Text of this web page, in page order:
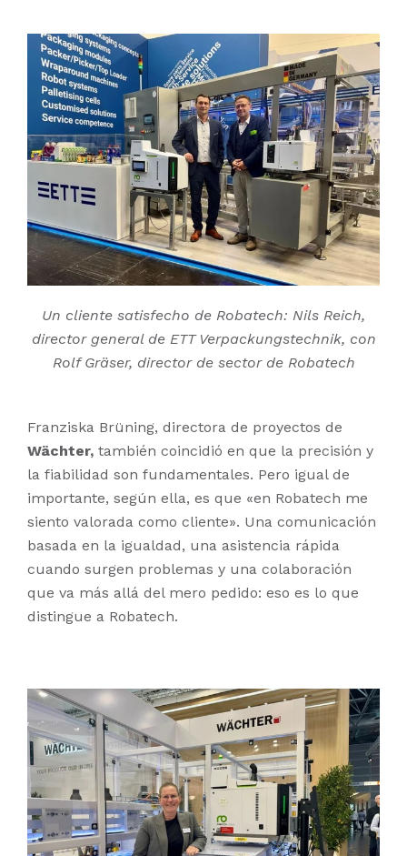
Un cliente satisfecho de Robatech: Nils Reich,
director general de ETT Verpackungstechnik, con
Rolf Gräser, director de sector de Robatech
Franziska Brüning, directora de proyectos de
Wächter, también coincidió en que la precisión y
la fiabilidad son fundamentales. Pero igual de
importante, según ella, es que «en Robatech me
siento valorada como cliente». Una comunicación
basada en la igualdad, una asistencia rápida
cuando surgen problemas y una colaboración
que va más allá del mero pedido: eso es lo que
distingue a Robatech.